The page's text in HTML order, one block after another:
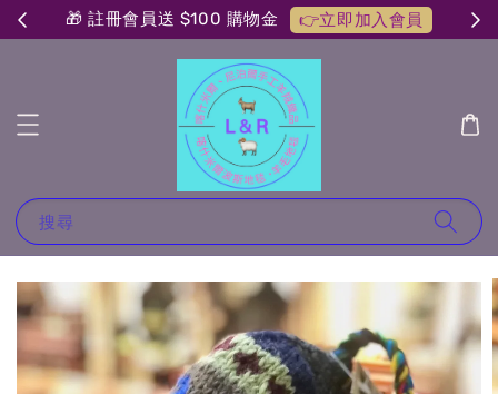
🎁 註冊會員送 $100 購物金 👉立即加入會員
搜尋